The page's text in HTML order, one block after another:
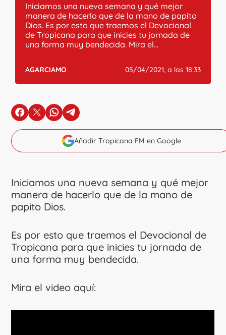
Iniciamos una nueva semana y qué mejor
manera de hacerlo que de la mano de papito
Dios. Es por esto que traemos el Devocional
de Tropicana para que inicies tu jornada de
una forma muy bendecida. Mira el...
AGARCIAMO 05/04/2021, a las 18:33
en Facebook
en Xen Whatsapp
en Telegram
Añadir Tropicana FM en Google
Iniciamos una nueva semana y qué mejor
manera de hacerlo que de la mano de
papito Dios.
Es por esto que traemos el Devocional de
Tropicana para que inicies tu jornada de
una forma muy bendecida.
Mira el video aquí: